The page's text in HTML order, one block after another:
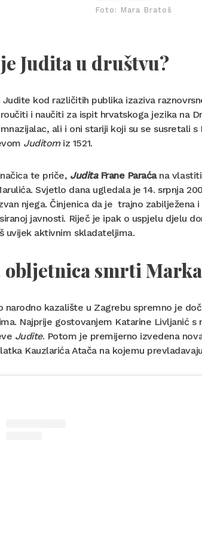
Foto: Mara Bratoš
Judita u društvu?
Judite kod različitih publika izaziva
i naučiti za ispit hrvatskoga jezika na
ali i oni stariji koji su se susretali
Juditomiz 1521.
te priče, JuditaFrane Paraćana vlastiti
Svjetlo dana ugledala je 14. srpnja
njega. Činjenica da je trajno
javnosti. Riječ je ipak o uspjelu djelu
uvijek aktivnim skladateljima.
obljetnica smrti
narodno kazalište u Zagrebu spremno je
Najprije gostovanjem Katarine Livljanić
Judite. Potom je premijerno izvedena
Kauzlarića Atača na kojemu